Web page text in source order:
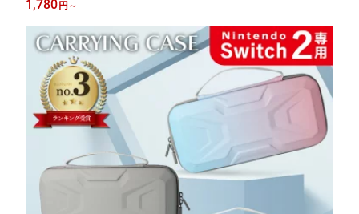
ャー 任天堂 スイッチ joy con カバー 新品 ジョイコン右/左 差し
込むだけ
1,780 円 ～